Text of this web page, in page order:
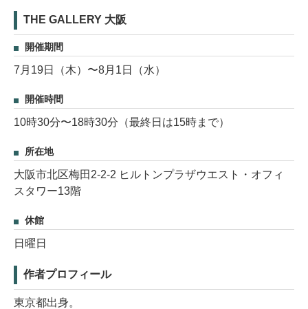
THE GALLERY 大阪
開催期間
7月19日（木）〜8月1日（水）
開催時間
10時30分〜18時30分（最終日は15時まで）
所在地
大阪市北区梅田2-2-2 ヒルトンプラザウエスト・オフィ
スタワー13階
休館
日曜日
作者プロフィール
東京都出身。